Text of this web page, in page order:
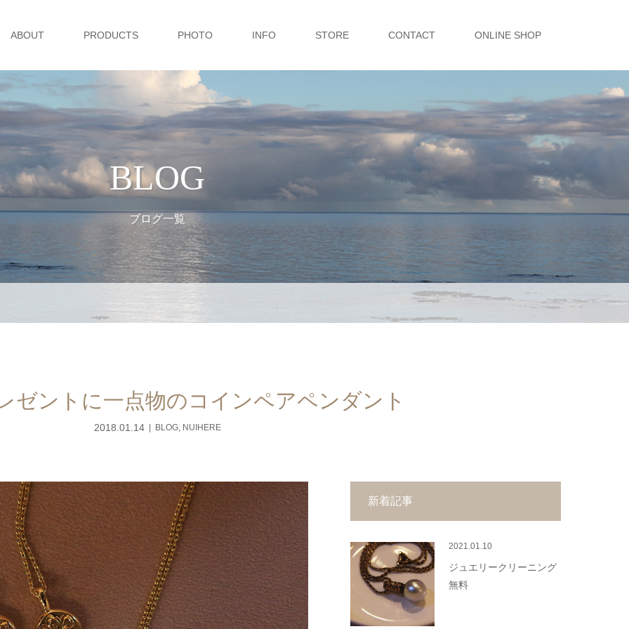
ABOUT PRODUCTS PHOTO INFO STORE CONTACT ONLINE SHOP
BLOG
ブログ一覧
ゼントに一点物のコインペアペンダント
2018.01.14 BLOG, NUIHERE
新着記事
2021.01.10
ジュエリークリーニング
無料